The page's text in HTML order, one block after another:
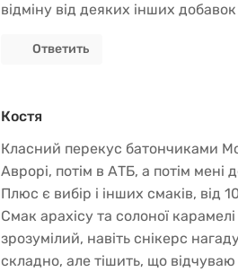
відміну від деяких інших добавок
Ответить
Костя
Класний перекус батончиками
Аврорі, потім в АТБ, а потім
Плюс є вибір і інших смаків, від
Смак арахісу та солоної
зрозумілий, навіть снікерс
складно, але тішить, що відчуваю